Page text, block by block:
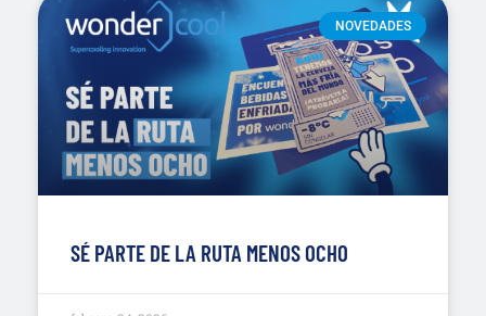
NOVEDADES
SÉ PARTE DE LA RUTA MENOS OCHO